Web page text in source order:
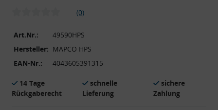
(0)
Art.Nr.:
49590HPS
Hersteller: MAPCO HPS
EAN-Nr.:
4043605391315
14 Tage
Rückgaberecht
schnelle
Lieferung
sichere
Zahlung